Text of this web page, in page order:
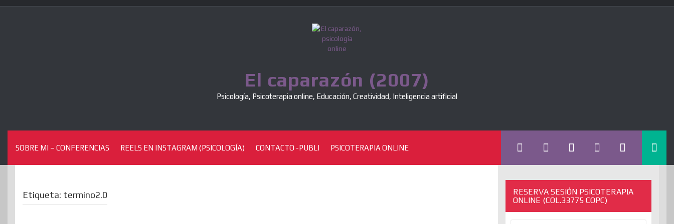
Skip
El caparazón (2007)
Psicología, Psicoterapia online, Educación, Creatividad, Inteligencia artificial
SOBRE MI – CONFERENCIAS REELS EN INSTAGRAM (PSICOLOGÍA) CONTACTO -PUBLI PSICOTERAPIA ONLINE
Etiqueta: termino2.0
RESERVA SESIÓN PSICOTERAPIA
ONLINE (COL.33775 COPC)